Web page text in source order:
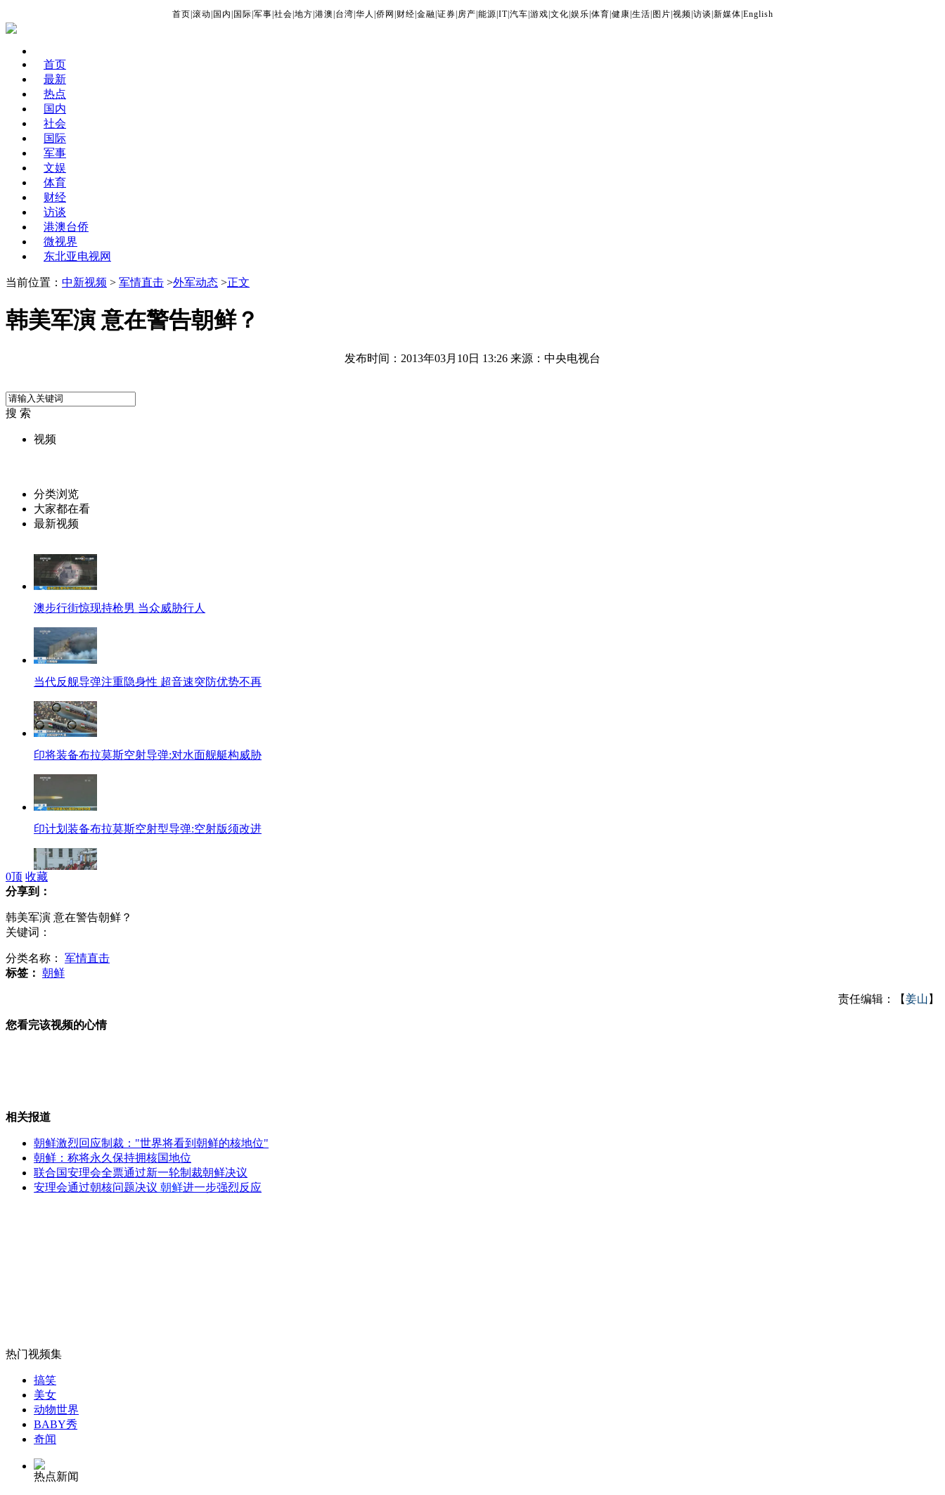
首页 滚动 国内 国际 军事 社会 地方 港澳 台湾 华人 侨网 财经 金融 证券 房产 能源 IT| 汽车 游戏 文化 娱乐 体育 健康 生活 图片 视频 访谈 新媒体 English
首页
最新
热点
国内
社会
国际
军事
文娱
体育
财经
访谈
港澳台侨
微视界
东北亚电视网
当前位置： 中新视频 > 军情直击 >外军动态 >正文
韩美军演 意在警告朝鲜？
发布时间：2013年03月10日 13:26 来源：中央电视台
搜 索
视频
分类浏览
大家都在看
最新视频
澳步行街惊现持枪男 当众威胁行人
当代反舰导弹注重隐身性 超音速突防优势不再
印将装备布拉莫斯空射导弹:对水面舰艇构威胁
印计划装备布拉莫斯空射型导弹:空射版须改进
委内瑞拉新一届总统选举将于4月14日举行
中国海监编队开始西沙海域海岛巡查
沙尘暴袭京 高空作业人员风中被困
无痛分娩是否安全 医生回应
外交部：反对强权政治霸凌主义
0顶 收藏
分享到：
韩美军演 意在警告朝鲜？
关键词：
分类名称： 军情直击
标签： 朝鲜
责任编辑：【姜山 】
您看完该视频的心情
相关报道
朝鲜激烈回应制裁："世界将看到朝鲜的核地位"
朝鲜：称将永久保持拥核国地位
联合国安理会全票通过新一轮制裁朝鲜决议
安理会通过朝核问题决议 朝鲜进一步强烈反应
热门视频集
搞笑
美女
动物世界
BABY秀
奇闻
热点新闻